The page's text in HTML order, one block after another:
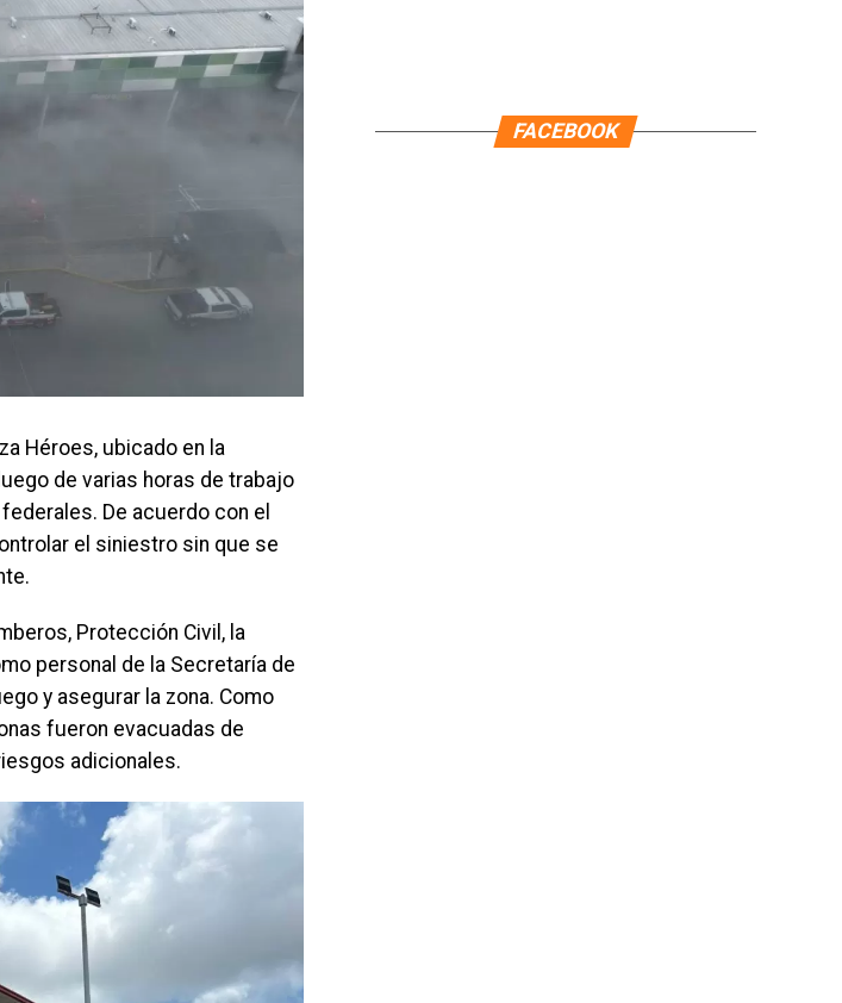
Héroes, ubicado en la
de varias horas de trabajo
De acuerdo con el
el siniestro sin que se
Protección Civil, la
personal de la Secretaría de
y asegurar la zona. Como
fueron evacuadas de
adicionales.
FACEBOOK